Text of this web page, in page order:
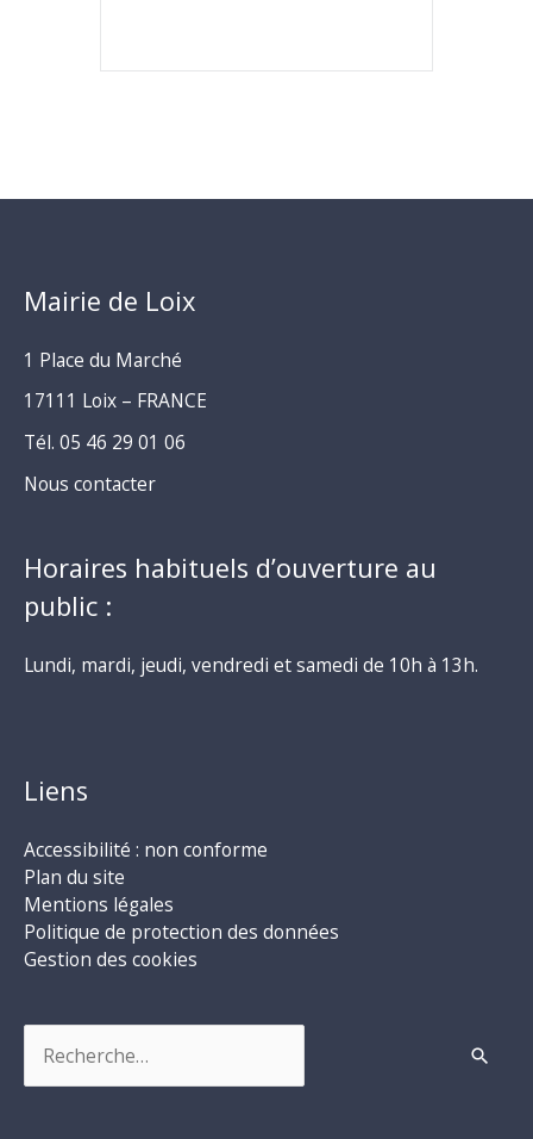
Mairie de Loix
1 Place du Marché
17111 Loix – FRANCE
Tél. 05 46 29 01 06
Nous contacter
Horaires habituels d’ouverture au
public :
Lundi, mardi, jeudi, vendredi et samedi de 10h à 13h.
Liens
Accessibilité : non conforme
Plan du site
Mentions légales
Politique de protection des données
Gestion des cookies